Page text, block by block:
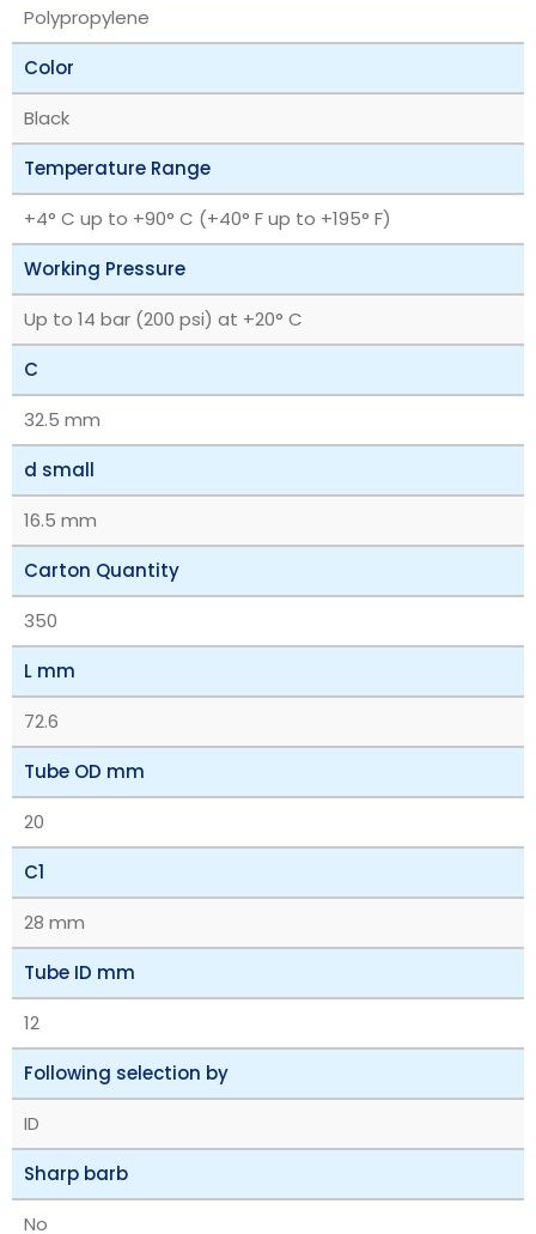
Polypropylene
Color
Black
Temperature Range
+4° C up to +90° C (+40° F up to +195° F)
Working Pressure
Up to 14 bar (200 psi) at +20° C
C
32.5 mm
d small
16.5 mm
Carton Quantity
350
L mm
72.6
Tube OD mm
20
C1
28 mm
Tube ID mm
12
Following selection by
ID
Sharp barb
No